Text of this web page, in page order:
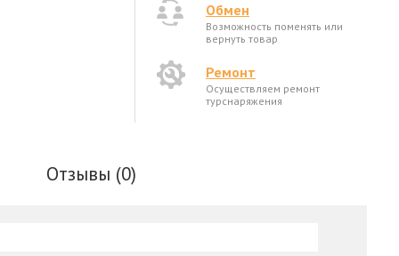
Обмен
Возможность поменять или
вернуть товар
Ремонт
Осуществляем ремонт
турснаряжения
Отзывы (0)